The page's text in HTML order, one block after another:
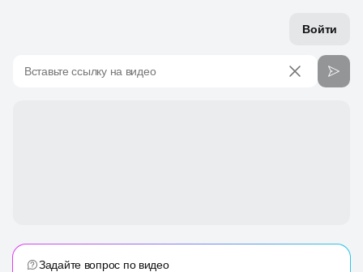
Войти
Вставьте ссылку на видео
Задайте вопрос по видео